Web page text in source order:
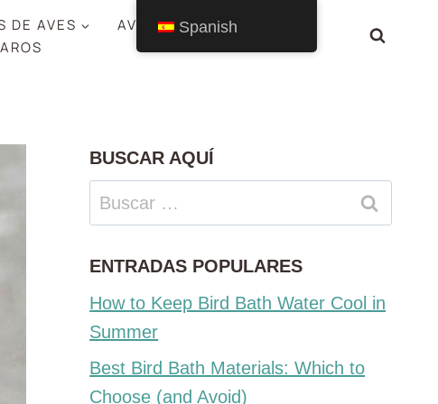
DE AVES
AVES POR ESTADO
BUSCAR AQUÍ
Buscar:
ENTRADAS POPULARES
How to Keep Bird Bath Water Cool in
Summer
Best Bird Bath Materials: Which to
Choose (and Avoid)
Spanish